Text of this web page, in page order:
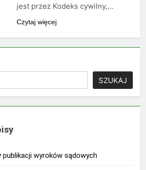
jest przez Kodeks cywilny,…
Czytaj więcej
SZUKAJ
publikacji wyroków sądowych